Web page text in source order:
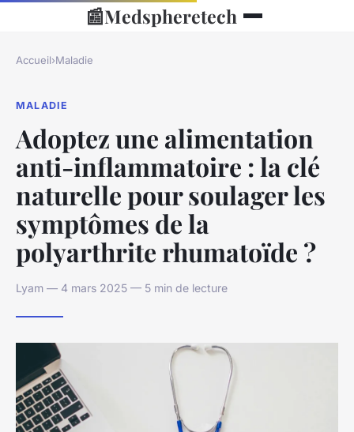
📰Medspheretech
Accueil›Maladie
MALADIE
Adoptez une alimentation
anti-inflammatoire : la clé
naturelle pour soulager les
symptômes de la
polyarthrite rhumatoïde ?
Lyam — 4 mars 2025 — 5 min de lecture